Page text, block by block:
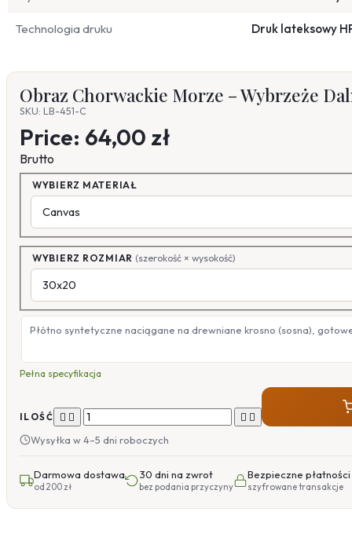
Technologia druku Druk lateksowy
Obraz Chorwackie Morze – Wybrzeże
SKU: LB-451-C
Price: 64,00 zł
Brutto
WYBIERZ MATERIAŁ
WYBIERZ ROZMIAR (szerokość × wysokość)
Płótno syntetyczne naciągane na drewniane krosno (sosna),
Pełna specyfikacja
ILOŚĆ    
Wysyłka w 4–5 dni roboczych
Darmowa dostawa
od 200 zł
30 dni na zwrot
bez podania przyczyny
Bezpieczne płatności
szyfrowane transakcje